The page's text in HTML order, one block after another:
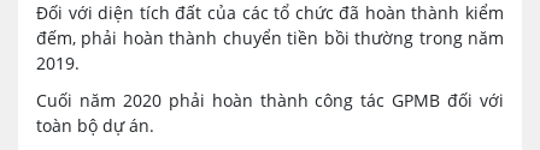
Đối với diện tích đất của các tổ chức đã hoàn thành kiểm
đếm, phải hoàn thành chuyển tiền bồi thường trong năm
2019.
Cuối năm 2020 phải hoàn thành công tác GPMB đối với
toàn bộ dự án.